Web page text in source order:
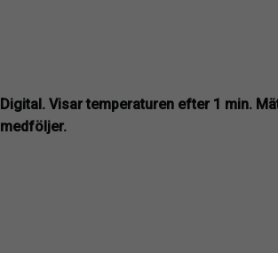
Digital. Visar temperaturen efter 1 min.
medföljer.